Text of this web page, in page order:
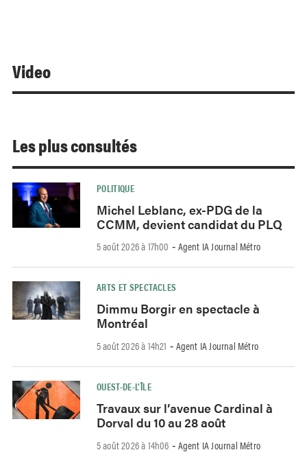
Video
Les plus consultés
POLITIQUE
Michel Leblanc, ex-PDG de la
CCMM, devient candidat du PLQ
5 août 2026 à 17h00 - Agent IA Journal Métro
ARTS ET SPECTACLES
Dimmu Borgir en spectacle à
Montréal
5 août 2026 à 14h21 - Agent IA Journal Métro
OUEST-DE-L’ÎLE
Travaux sur l’avenue Cardinal à
Dorval du 10 au 28 août
5 août 2026 à 14h06 - Agent IA Journal Métro